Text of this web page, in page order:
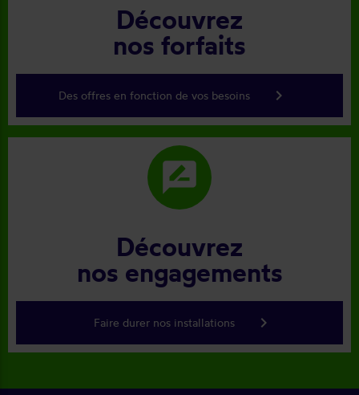
Découvrez
nos forfaits
Des offres en fonction de vos besoins keyboard_arrow_right
rate_review
Découvrez
nos engagements
Faire durer nos installations keyboard_arrow_right